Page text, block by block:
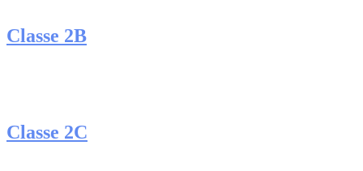
Classe 2B
Classe 2C